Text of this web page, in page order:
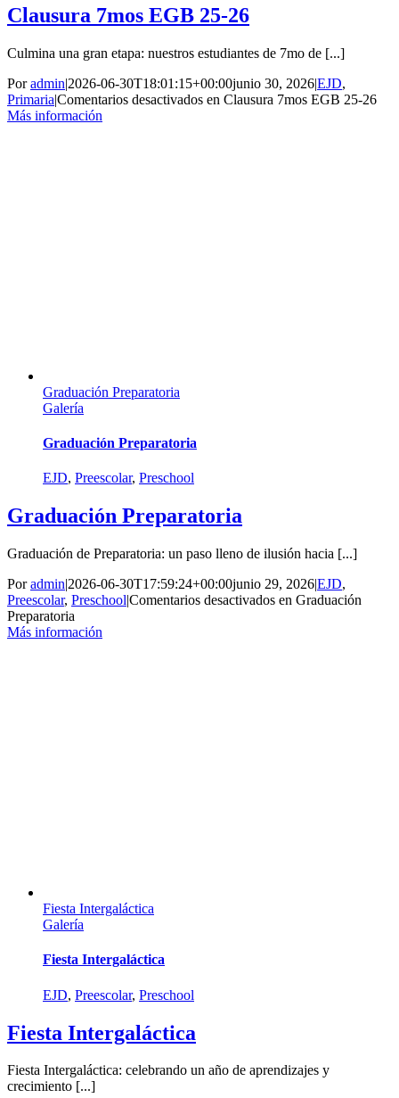
Clausura 7mos EGB 25-26
Culmina una gran etapa: nuestros estudiantes de 7mo de [...]
Poradmin|2026-06-30T18:01:15+00:00junio 30, 2026|EJD,
Primaria|Comentarios desactivados en Clausura 7mos EGB 25-26
Más información
Graduación Preparatoria
Galería
Graduación Preparatoria
EJD, Preescolar, Preschool
Graduación Preparatoria
Graduación de Preparatoria: un paso lleno de ilusión hacia [...]
Poradmin|2026-06-30T17:59:24+00:00junio 29, 2026|EJD,
Preescolar, Preschool|Comentarios desactivados en Graduación
Preparatoria
Más información
Fiesta Intergaláctica
Galería
Fiesta Intergaláctica
EJD, Preescolar, Preschool
Fiesta Intergaláctica
Fiesta Intergaláctica: celebrando un año de aprendizajes y
crecimiento [...]